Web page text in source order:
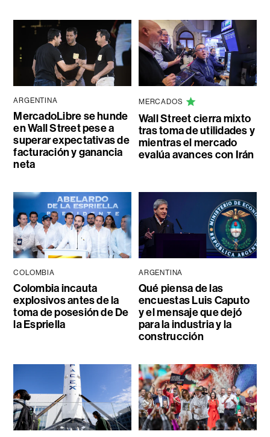
ARGENTINA
MercadoLibre se hunde
en Wall Street pese a
superar expectativas de
facturación y ganancia
neta
MERCADOS
Wall Street cierra mixto
tras toma de utilidades y
mientras el mercado
evalúa avances con Irán
COLOMBIA
Colombia incauta
explosivos antes de la
toma de posesión de De
la Espriella
ARGENTINA
Qué piensa de las
encuestas Luis Caputo
y el mensaje que dejó
para la industria y la
construcción